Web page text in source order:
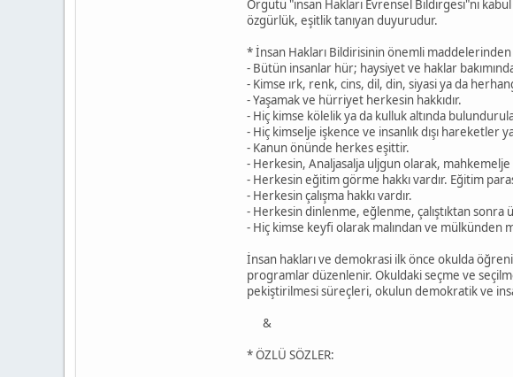
Örgütü "insan Hakları Evrensel Bildirgesi"ni
özgürlük, eşitlik tanıyan duyurudur.
* İnsan Hakları Bildirisinin önemli maddelerinden
- Bütün insanlar hür; haysiyet ve haklar
- Kimse ırk, renk, cins, dil, din, siyasi ya da
- Yaşamak ve hürriyet herkesin hakkıdır.
- Hiç kimse kölelik ya da kulluk altında
- Hiç kimselje işkence ve insanlık dışı hareketler
- Kanun önünde herkes eşittir.
- Herkesin, Analjasalja uljgun olarak, mahkemelje
- Herkesin eğitim görme hakkı vardır. Eğitim
- Herkesin çalışma hakkı vardır.
- Herkesin dinlenme, eğlenme, çalıştıktan sonra
- Hiç kimse keyfi olarak malından ve mülkünden
İnsan hakları ve demokrasi ilk önce okulda
programlar düzenlenir. Okuldaki seçme ve
pekiştirilmesi süreçleri, okulun demokratik ve
&
* ÖZLÜ SÖZLER: